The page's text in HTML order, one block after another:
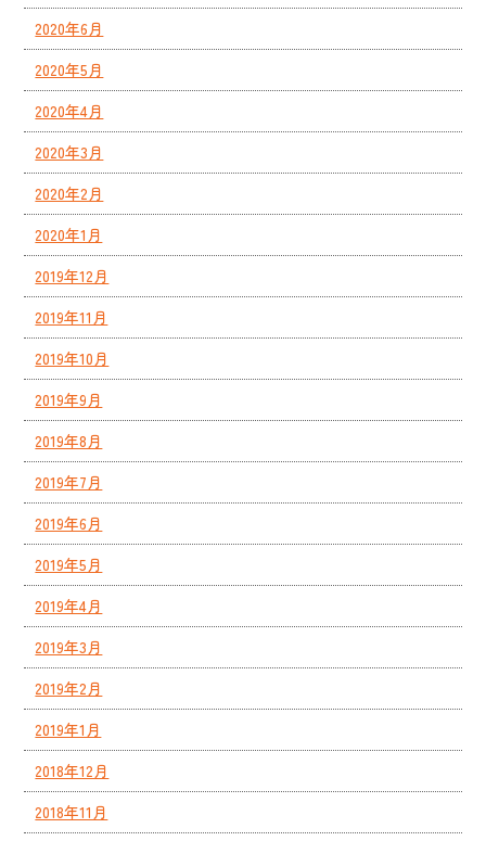
2020年6月
2020年5月
2020年4月
2020年3月
2020年2月
2020年1月
2019年12月
2019年11月
2019年10月
2019年9月
2019年8月
2019年7月
2019年6月
2019年5月
2019年4月
2019年3月
2019年2月
2019年1月
2018年12月
2018年11月